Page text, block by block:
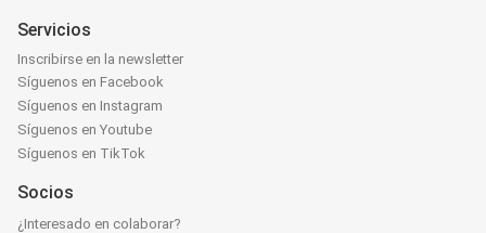
Servicios
Inscribirse en la newsletter
Síguenos en Facebook
Síguenos en Instagram
Síguenos en Youtube
Síguenos en TikTok
Socios
¿Interesado en colaborar?